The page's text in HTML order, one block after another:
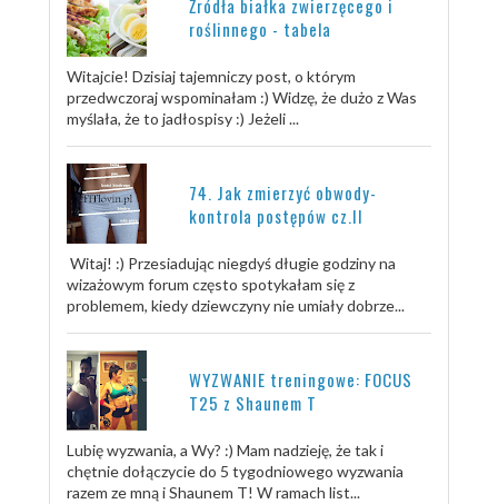
Źródła białka zwierzęcego i
roślinnego - tabela
Witajcie! Dzisiaj tajemniczy post, o którym
przedwczoraj wspominałam :) Widzę, że dużo z Was
myślała, że to jadłospisy :) Jeżeli ...
74. Jak zmierzyć obwody-
kontrola postępów cz.II
Witaj! :) Przesiadując niegdyś długie godziny na
wizażowym forum często spotykałam się z
problemem, kiedy dziewczyny nie umiały dobrze...
WYZWANIE treningowe: FOCUS
T25 z Shaunem T
Lubię wyzwania, a Wy? :) Mam nadzieję, że tak i
chętnie dołączycie do 5 tygodniowego wyzwania
razem ze mną i Shaunem T! W ramach list...